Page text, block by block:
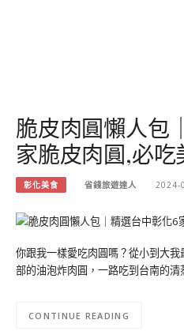
脆皮肉圓懶人包
家脆皮肉圓,必
彰化美食 省錢旅遊達人 2024-
你跟我一樣愛吃肉圓嗎？從小到大
部的油泡炸肉圓，一路吃到台南的
CONTINUE READING